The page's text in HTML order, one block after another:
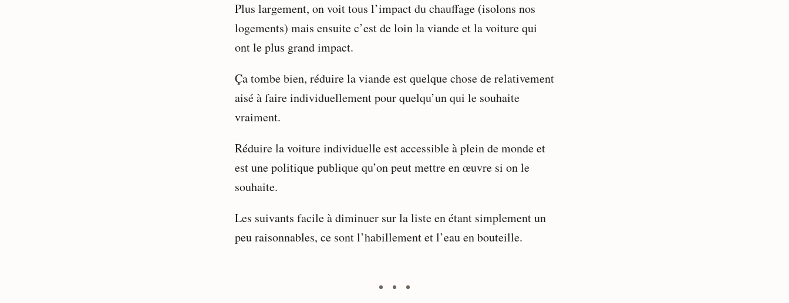
Plus largement, on voit tous l’impact du chauffage (isolons nos
logements) mais ensuite c’est de loin la viande et la voiture qui
ont le plus grand impact.
Ça tombe bien, réduire la viande est quelque chose de relativement
aisé à faire individuellement pour quelqu’un qui le souhaite
vraiment.
Réduire la voiture individuelle est accessible à plein de monde et
est une politique publique qu’on peut mettre en œuvre si on le
souhaite.
Les suivants facile à diminuer sur la liste en étant simplement un
peu raisonnables, ce sont l’habillement et l’eau en bouteille.